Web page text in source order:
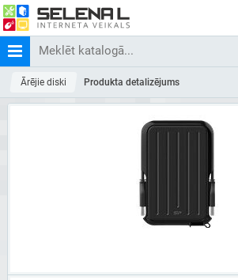
Ārējie diski Produkta detalizējums